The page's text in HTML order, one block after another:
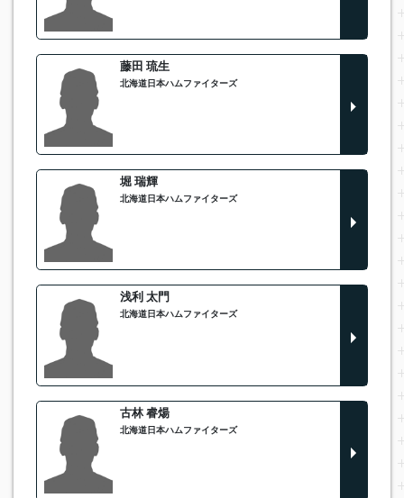
藤田 琉生
北海道日本ハムファイターズ
堀 瑞輝
北海道日本ハムファイターズ
浅利 太門
北海道日本ハムファイターズ
古林 睿煬
北海道日本ハムファイターズ